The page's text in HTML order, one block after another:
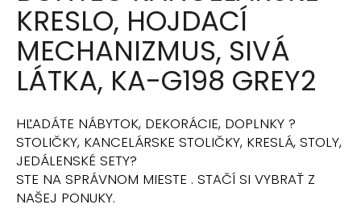
0,0
5
hviezdičiek.
KRESLO, HOJDACÍ
MECHANIZMUS, SIVÁ
LÁTKA, KA-G198 GREY2
HĽADÁTE NÁBYTOK, DEKORÁCIE, DOPLNKY ?
STOLIČKY, KANCELÁRSKE STOLIČKY, KRESLÁ, STOLY,
JEDÁLENSKÉ SETY?
STE NA SPRÁVNOM MIESTE . STAČÍ SI VYBRAŤ Z
NAŠEJ PONUKY.
O
p
o
r
ú
č
a
m